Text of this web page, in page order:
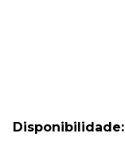
Disponibilidade: